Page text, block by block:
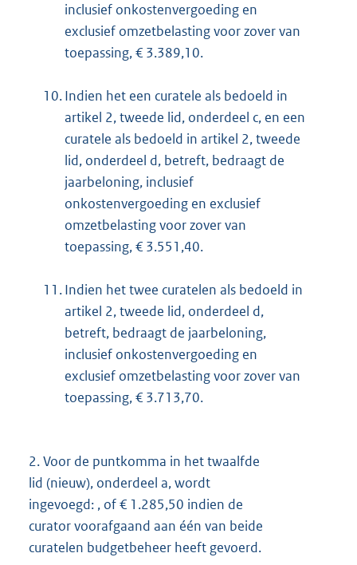
inclusief onkostenvergoeding en
exclusief omzetbelasting voor zover van
toepassing, € 3.389,10.
10.Indien het een curatele als bedoeld in
artikel 2, tweede lid, onderdeel c, en een
curatele als bedoeld in artikel 2, tweede
lid, onderdeel d, betreft, bedraagt de
jaarbeloning, inclusief
onkostenvergoeding en exclusief
omzetbelasting voor zover van
toepassing, € 3.551,40.
11.Indien het twee curatelen als bedoeld in
artikel 2, tweede lid, onderdeel d,
betreft, bedraagt de jaarbeloning,
inclusief onkostenvergoeding en
exclusief omzetbelasting voor zover van
toepassing, € 3.713,70.
2.Voor de puntkomma in het twaalfde
lid (nieuw), onderdeel a, wordt
ingevoegd: , of € 1.285,50 indien de
curator voorafgaand aan één van beide
curatelen budgetbeheer heeft gevoerd.